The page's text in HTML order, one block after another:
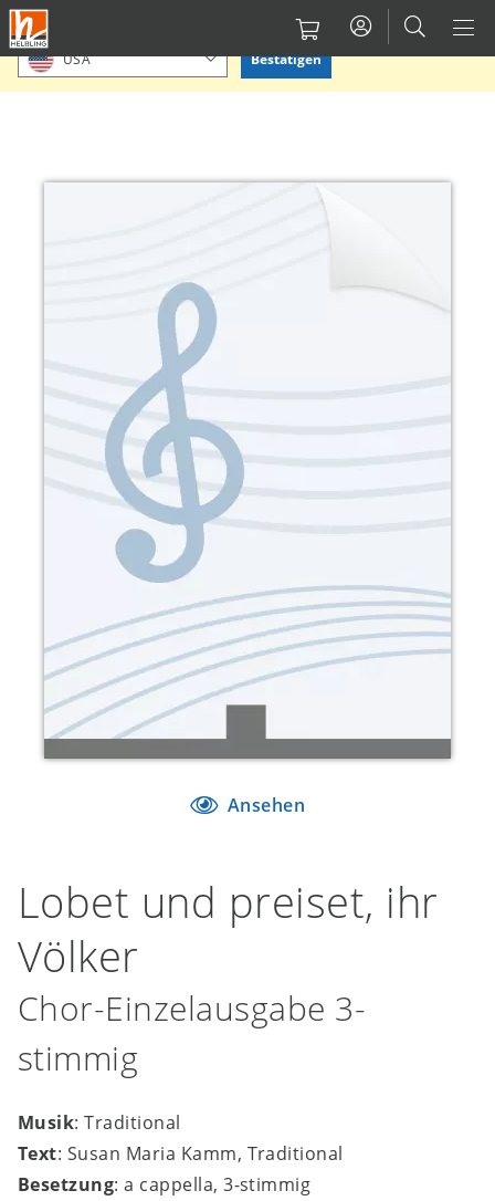
Direkt
zum
Inhalt
Bitte Standort bestätigen oder einen anderen auswählen.
USA Bestätigen
Ansehen
Lobet und preiset, ihr
Völker
Chor-Einzelausgabe 3-
stimmig
Musik: Traditional
Text: Susan Maria Kamm, Traditional
Besetzung: a cappella, 3-stimmig